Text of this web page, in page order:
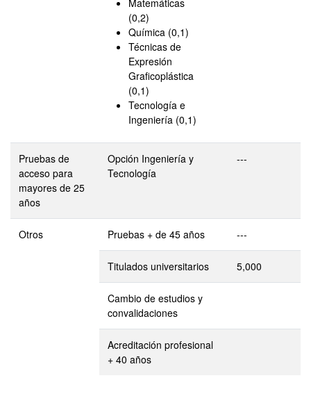
Matemáticas
(0,2)
Química (0,1)
Técnicas de
Expresión
Graficoplástica
(0,1)
Tecnología e
Ingeniería (0,1)
Pruebas de
acceso para
mayores de 25
años
Opción Ingeniería y
Tecnología
---
Otros Pruebas + de 45 años ---
Titulados universitarios 5,000
Cambio de estudios y
convalidaciones
Acreditación profesional
+ 40 años